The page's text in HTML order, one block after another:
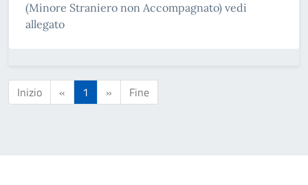
(Minore Straniero non Accompagnato) vedi
allegato
Inizio « 1 » Fine